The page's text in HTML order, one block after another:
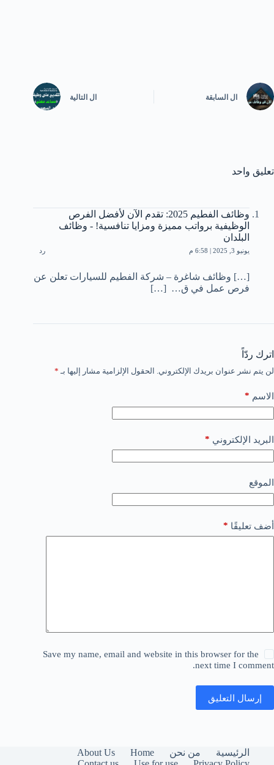
ال السابقة ال التالية
تعليق واحد
وظائف الفطيم 2025: تقدم الآن لأفضل الفرص
الوظيفية برواتب مميزة ومزايا تنافسية! - وظائف
البلدان
يونيو 3, 2025 | 6:58 م رد
[…] وظائف شاغرة – شركة الفطيم للسيارات تعلن عن
فرص عمل في ق… […]
اترك ردّاً
لن يتم نشر عنوان بريدك الإلكتروني. الحقول الإلزامية مشار إليها بـ *
الاسم *
البريد الإلكتروني *
الموقع
أضف تعليقًا *
Save my name, email and website in this browser for the
next time I comment.
إرسال التعليق
الرئيسية من نحن Home
About Us